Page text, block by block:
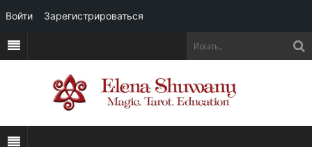
Войти Зарегистрироваться